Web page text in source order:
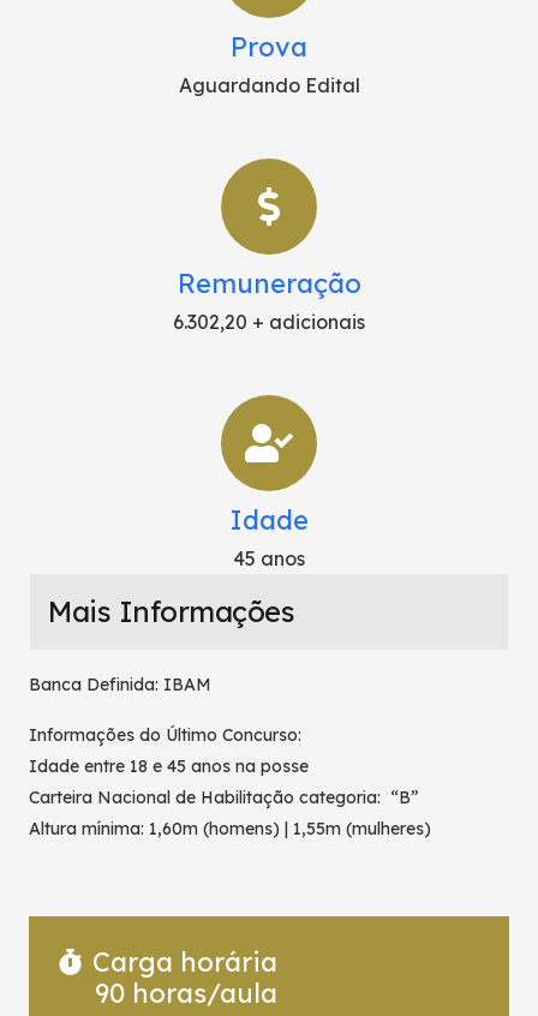
Prova
Aguardando Edital
Remuneração
6.302,20 + adicionais
Idade
45 anos
Mais Informações
Banca Definida: IBAM
Informações do Último Concurso:
Idade entre 18 e 45 anos na posse
Carteira Nacional de Habilitação categoria: “B”
Altura mínima: 1,60m (homens) | 1,55m (mulheres)
Carga horária
90 horas/aula